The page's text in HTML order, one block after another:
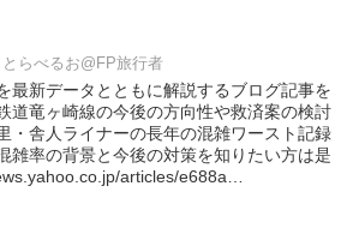
とらべるお@FP旅行者
最新データとともに解説するブログ記事を
道竜ヶ崎線の今後の方向性や救済案の検討
・舎人ライナーの長年の混雑ワースト記録
雑率の背景と今後の対策を知りたい方は是
articles/e688a…